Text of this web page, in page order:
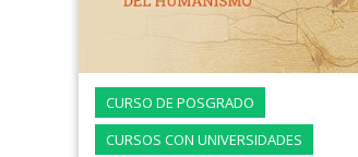
CURSO DE POSGRADO
CURSOS CON UNIVERSIDADES